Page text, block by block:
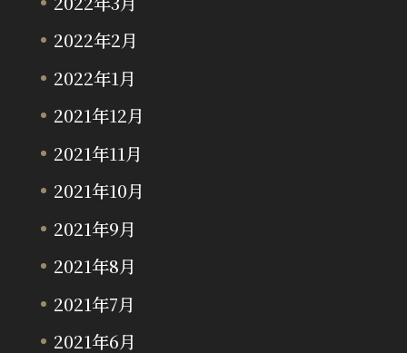
2022年2月
2022年1月
2021年12月
2021年11月
2021年10月
2021年9月
2021年8月
2021年7月
2021年6月